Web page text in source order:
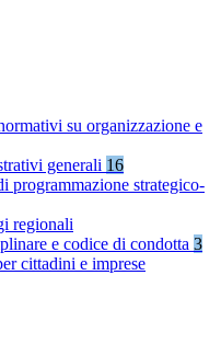
su organizzazione e
generali 16
programmazione strategico-
regionali
e codice di condotta 3
cittadini e imprese